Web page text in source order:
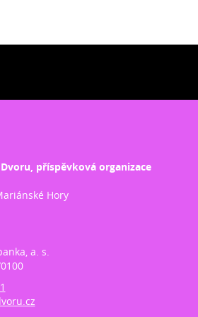
příspěvková organizace
Hory
a. s.